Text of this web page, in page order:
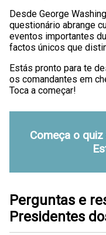
Desde George
questionário abrange
eventos importantes
factos únicos que
Estás pronto para te
os comandantes em
Toca a começar!
Começa o
Perguntas e
Presidentes